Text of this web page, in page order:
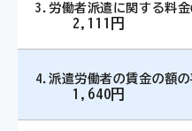
3. 労働者派遣に関する料
2,111円
4.派遣労働者の賃金の額
1,640円